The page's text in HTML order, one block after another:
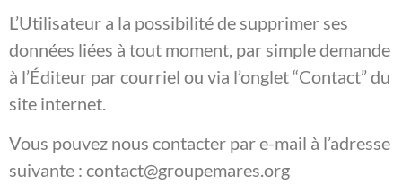
L’Utilisateur a la possibilité de supprimer ses
données liées à tout moment, par simple demande
à l’Éditeur par courriel ou via l’onglet “Contact” du
site internet.
Vous pouvez nous contacter par e-mail à l’adresse
suivante : contact@groupemares.org